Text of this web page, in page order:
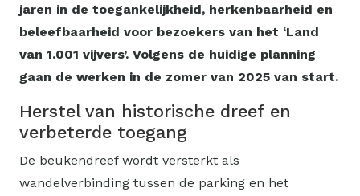
jaren in de toegankelijkheid, herkenbaarheid en
beleefbaarheid voor bezoekers van het ‘Land
van 1.001 vijvers’. Volgens de huidige planning
gaan de werken in de zomer van 2025 van start.
Herstel van historische dreef en
verbeterde toegang
De beukendreef wordt versterkt als
wandelverbinding tussen de parking en het